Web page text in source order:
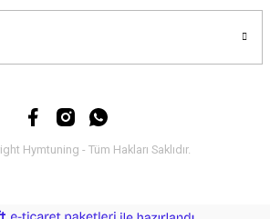
Hymtuning - Tüm Hakları Saklıdır.
ideasoft